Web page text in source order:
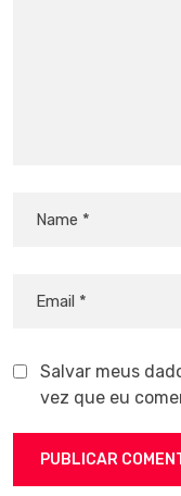
Salvar meus
vez que eu